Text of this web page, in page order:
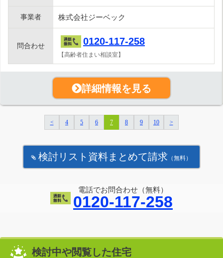
事業者 株式会社ジーベック
問合わせ 0120-117-258
【高齢者住まい相談室】
詳細情報を見る
< 4 5 6 7 8 9 10 >
検討リスト資料まとめて請求 （無料）
電話でお問合わせ（無料）
0120-117-258
検討中や閲覧した住宅